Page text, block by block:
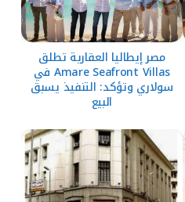
مصر إيطاليا العقارية تطلق
Amare Seafront Villas في
سولاري وتؤكد: التنفيذ يسبق
البيع